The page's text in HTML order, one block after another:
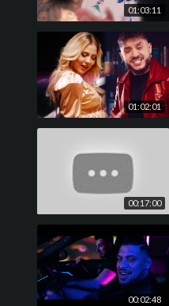
01:03:11
01:02:01
00:17:00
00:02:48